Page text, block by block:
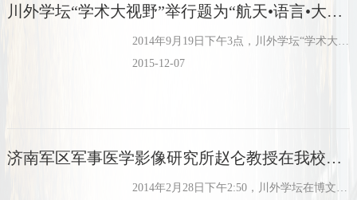
川外学坛“学术大视野”举行题为“航天•语言•大脑•Who am I”的学术讲座
2014年9月19日下午3点，川外学坛“学术大视野”学术报告会在博文楼六楼举行。
2015-12-07
济南军区军事医学影像研究所赵仑教授在我校举行题为“传播与认知：神经传播学”的学术讲座
2014年2月28日下午2:50，川外学坛在博文楼六楼报告厅迎来了本学期首次学术讲座。